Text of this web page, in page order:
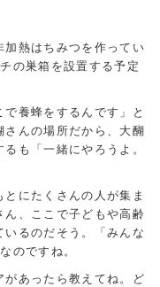
熱はちみつを作ってい
の巣箱を設置する予定
で養蜂をするんです」と
んの場所だから、大醐
も「一緒にやろうよ。
にたくさんの人が集ま
ん、ここで子どもや高齢
るのだそう。「みんな
のですね。
があったら教えてね。ど